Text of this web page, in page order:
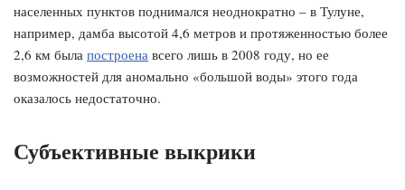
населенных пунктов поднимался неоднократно – в Тулуне,
например, дамба высотой 4,6 метров и протяженностью более
2,6 км была построена всего лишь в 2008 году, но ее
возможностей для аномально «большой воды» этого года
оказалось недостаточно.
Субъективные выкрики